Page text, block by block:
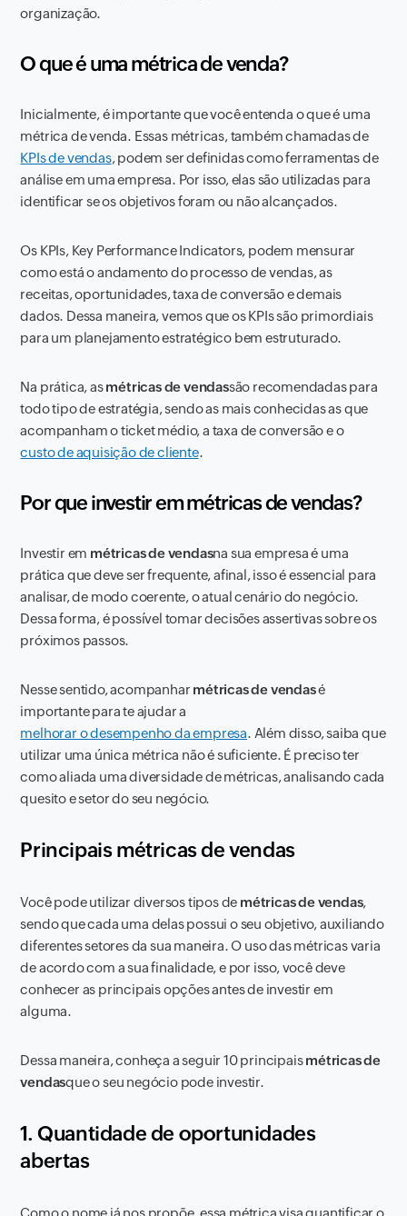
organização.
O que é uma métrica de venda?
Inicialmente, é importante que você entenda o que é uma
métrica de venda. Essas métricas, também chamadas de
KPIs de vendas, podem ser definidas como ferramentas de
análise em uma empresa. Por isso, elas são utilizadas para
identificar se os objetivos foram ou não alcançados.
Os KPIs, Key Performance Indicators, podem mensurar
como está o andamento do processo de vendas, as
receitas, oportunidades, taxa de conversão e demais
dados. Dessa maneira, vemos que os KPIs são primordiais
para um planejamento estratégico bem estruturado.
Na prática, asmétricas de vendassão recomendadas para
todo tipo de estratégia, sendo as mais conhecidas as que
acompanham o ticket médio, a taxa de conversão e o
custo de aquisição de cliente.
Por que investir em métricas de vendas?
Investir em métricas de vendasna sua empresa é uma
prática que deve ser frequente, afinal, isso é essencial para
analisar, de modo coerente, o atual cenário do negócio.
Dessa forma, é possível tomar decisões assertivas sobre os
próximos passos.
Nesse sentido, acompanhar métricas de vendasé
importante para te ajudar a
melhorar o desempenho da empresa. Além disso, saiba que
utilizar uma única métrica não é suficiente. É preciso ter
como aliada uma diversidade de métricas, analisando cada
quesito e setor do seu negócio.
Principais métricas de vendas
Você pode utilizar diversos tipos de métricas de vendas,
sendo que cada uma delas possui o seu objetivo, auxiliando
diferentes setores da sua maneira. O uso das métricas varia
de acordo com a sua finalidade, e por isso, você deve
conhecer as principais opções antes de investir em
alguma.
Dessa maneira, conheça a seguir 10 principaismétricas de
vendasque o seu negócio pode investir.
1. Quantidade de oportunidades
abertas
Como o nome já nos propõe, essa métrica visa quantificar o